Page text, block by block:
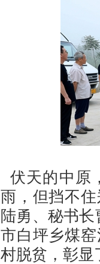
伏天的中原
雨，但挡不
陆勇、秘书
市白坪乡煤
村脱贫，彰显